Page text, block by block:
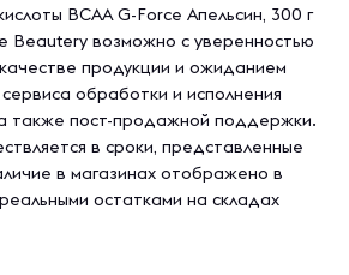
BCAA G-Force Апельсин, 300 г
Beautery возможно с уверенностью
продукции и ожиданием
обработки и исполнения
также пост-продажной поддержки.
в сроки, представленные
в магазинах отображено в
остатками на складах